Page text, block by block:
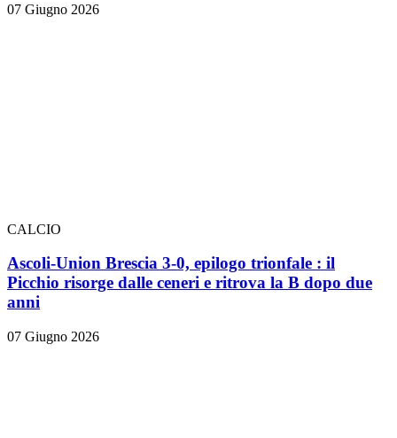
07 Giugno 2026
CALCIO
Ascoli-Union Brescia 3-0, epilogo trionfale : il
Picchio risorge dalle ceneri e ritrova la B dopo due
anni
07 Giugno 2026